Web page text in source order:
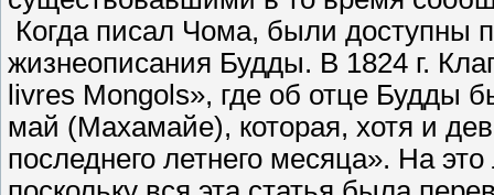
Когда писал Чома, были доступны
жизнеописания Будды. В 1824 г.
livres Mongols», где об отце Будды
май (Махамайе), которая, хотя и
последнего летнего месяца». На